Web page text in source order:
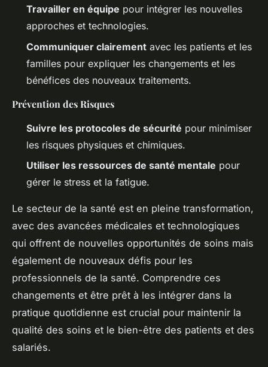
Travailler en équipe pour intégrer les nouvelles
approches et technologies.
Communiquer clairement avec les patients et les
familles pour expliquer les changements et les
bénéfices des nouveaux traitements.
Prévention des Risques
Suivre les protocoles de sécurité pour minimiser
les risques physiques et chimiques.
Utiliser les ressources de santé mentale pour
gérer le stress et la fatigue.
Le secteur de la santé est en pleine transformation,
avec des avancées médicales et technologiques
qui offrent de nouvelles opportunités de soins mais
également de nouveaux défis pour les
professionnels de la santé. Comprendre ces
changements et être prêt à les intégrer dans la
pratique quotidienne est crucial pour maintenir la
qualité des soins et le bien-être des patients et des
salariés.